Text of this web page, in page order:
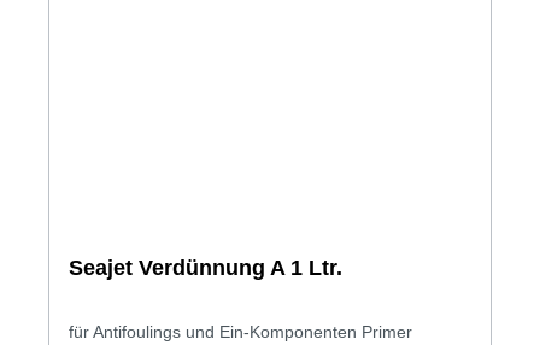
Seajet Verdünnung A 1 Ltr.
für Antifoulings und Ein-Komponenten Primer